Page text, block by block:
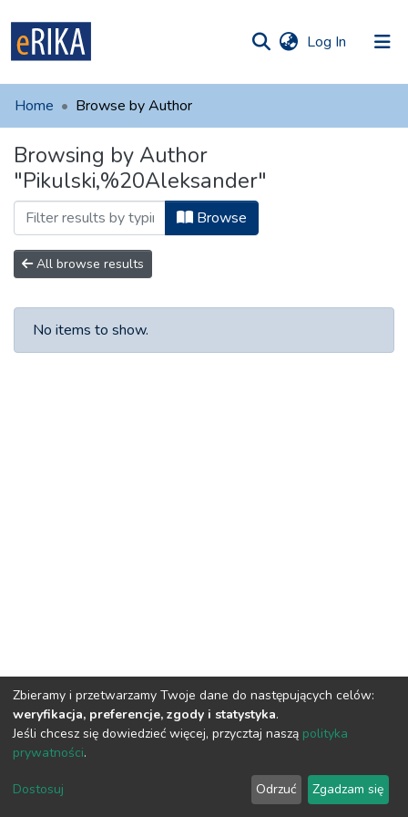
Log In (current)
UAFM
For authors
Help
Contact
Home Browse by Author
Browsing by Author
"Pikulski,%20Aleksander"
Browse
All browse results
No items to show.
DSpace software copyright © 2002-2026LYRASIS
Privacy policy Regulations
Zbieramy i przetwarzamy Twoje dane do następujących celów:
weryfikacja, preferencje, zgody i statystyka.
Jeśli chcesz się dowiedzieć więcej, przycztaj naszą polityka
prywatności.
Dostosuj Odrzuć Zgadzam się